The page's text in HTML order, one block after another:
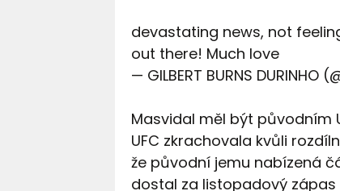
devastating news, not
out there! Much love
— GILBERT BURNS DURINHO
Masvidal měl být původním
UFC zkrachovala kvůli
že původní jemu nabízená
dostal za listopadový zápas